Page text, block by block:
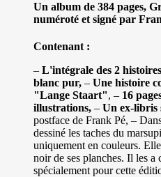
Un album de 384 pages,
numéroté et signé par
Contenant :
– L'intégrale des 2
blanc pur, – Une histoire
"Lange Staart", – 16
illustrations, – Un ex-libris
postface de Frank Pé, –
dessiné les taches du
uniquement en couleurs.
noir de ses planches. Il les a
spécialement pour cette